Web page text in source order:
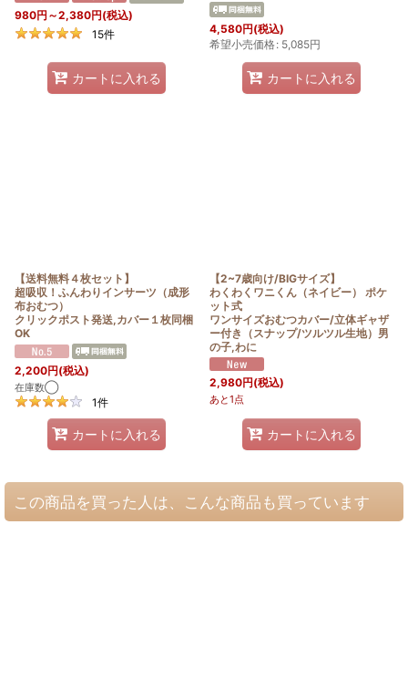
980円 ～2,380円(税込)
15件
カートに入れる
4,580円(税込)
希望小売価格: 5,085円
カートに入れる
【送料無料４枚セット】
超吸収！ふんわりインサーツ（成形
布おむつ）
クリックポスト発送,カバー１枚同梱
OK
2,200円(税込)
在庫数◯
1件
カートに入れる
【2~7歳向け/BIGサイズ】
わくわくワニくん（ネイビー） ポケ
ット式
ワンサイズおむつカバー/立体ギャザ
ー付き（スナップ/ツルツル生地）男
の子,わに
2,980円(税込)
あと1点
カートに入れる
この商品を買った人は、こんな商品も買っています